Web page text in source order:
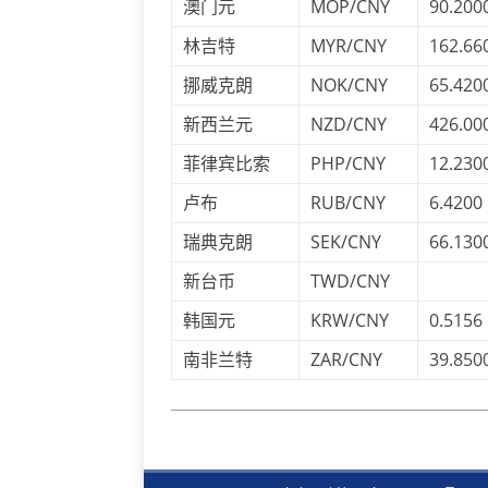
澳门元 MOP/CNY
林吉特
MYR/CNY
挪威克朗
NOK/CNY
新西兰元
NZD/CNY
菲律宾比索
PHP/CNY
卢布
RUB/CNY
6.4200
瑞典克朗
SEK/CNY
新台币
TWD/CNY
韩国元
KRW/CNY
0.5156
南非兰特
ZAR/CNY